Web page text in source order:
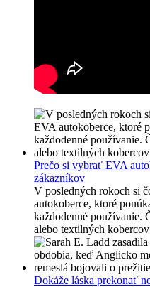
Prečo si vybrať EVA
zákazníkov
V posledných rokoch si
autokoberce, ktoré
každodenné používanie.
alebo textilných
Dokáže láska prekonať